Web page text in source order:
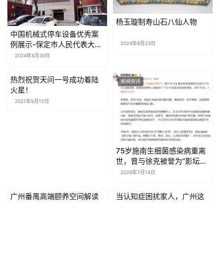
中国机械式停车设备优秀案
例展示-保定市人民代表大会
常务委员会立体车库项目
2024年5月30日
杨玉璇制寿山石八仙人物
2024年8月23日
新闻资讯
热烈祝贺天问一号成功着陆
火星！
2021年5月15日
新闻资讯
75岁施南生细菌感染病重离
世，曾与徐克被誉为“影坛神
雕侠侣”
2026年7月14日
新闻资讯
广州番禺高端颐养空间解读
新闻资讯
当认知症困扰家人，广州这